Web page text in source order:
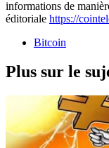
informations de
éditoriale https://
Bitcoin
Plus sur le